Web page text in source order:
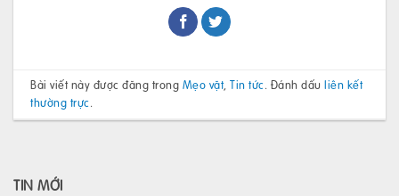
Bài viết này được đăng trong Mẹo vặt,Tin tức. Đánh dấuliên kết
thường trực.
TIN MỚI